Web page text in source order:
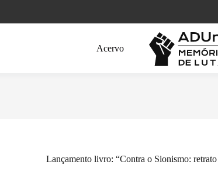
Acervo
Lançamento livro: “Contra o Sionismo: